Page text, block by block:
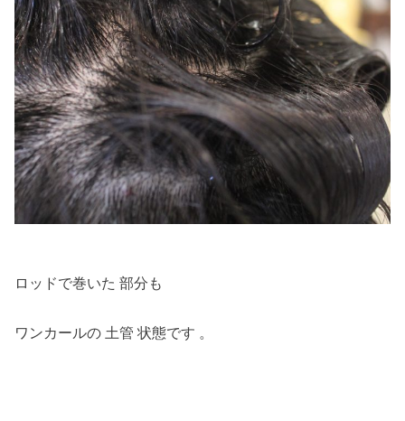
ロッドで巻いた 部分も
ワンカールの 土管 状態です 。